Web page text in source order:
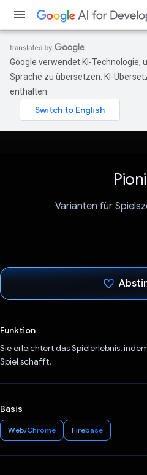
Google verwendet KI-Technologie,
Sprache zu übersetzen. KI-
enthalten.
Varianten für
Funktion
Sie erleichtert das Spielerlebnis,
Spiel schafft.
Basis
Web/Chrome Firebase